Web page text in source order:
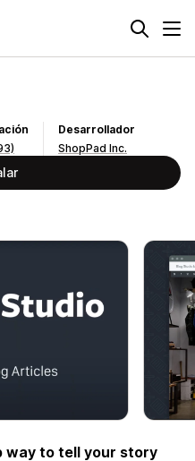
Desarrollador
ShopPad Inc.
way to tell your story